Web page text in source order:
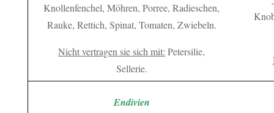
Knollenfenchel, Möhren, Porree, Radieschen,
Rauke, Rettich, Spinat, Tomaten, Zwiebeln.
Nicht vertragen sie sich mit: Petersilie,
Sellerie.
Endivien